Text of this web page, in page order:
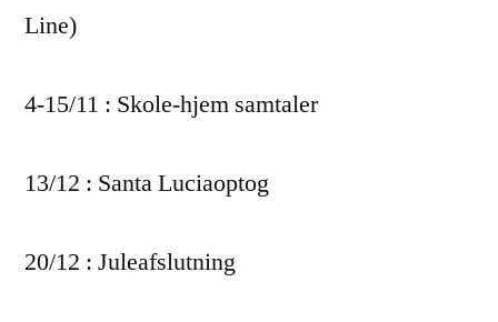
Line)
4-15/11 : Skole-hjem samtaler
13/12 : Santa Luciaoptog
20/12 : Juleafslutning